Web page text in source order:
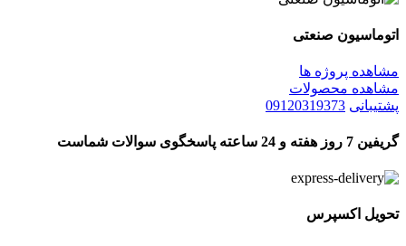
اتوماسیون صنعتی
مشاهده پروژه ها
مشاهده محصولات
پشتیبانی 09120319373
گریفین 7 روز هفته و 24 ساعته پاسخگوی سوالات شماست
تحویل اکسپرس